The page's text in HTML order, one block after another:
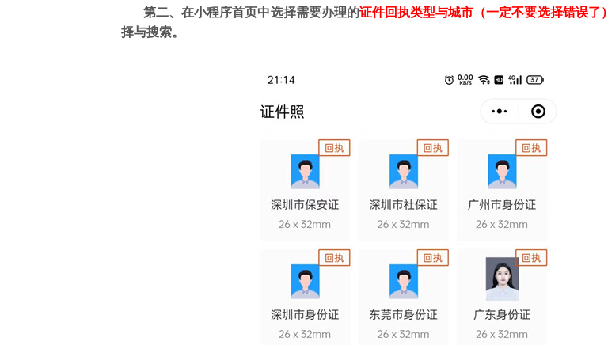
第二、在小程序首页中选择需要办理的证件回执类型与城市（一定不要选择错误了）
择与搜索。